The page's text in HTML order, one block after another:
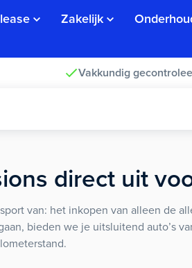
Zakelijk
Vakkundig
direct uit
van: het inkopen van alleen de
bieden we je uitsluitend auto’s